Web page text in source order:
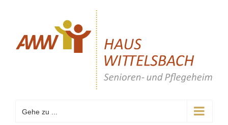
springen
Gehe zu ...